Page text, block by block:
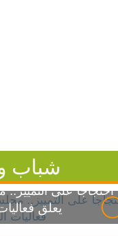
شباب
احتجاجاً على
يعلق